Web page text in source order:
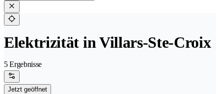
Elektrizität in Villars-Ste-Croix
5 Ergebnisse
Jetzt geöffnet